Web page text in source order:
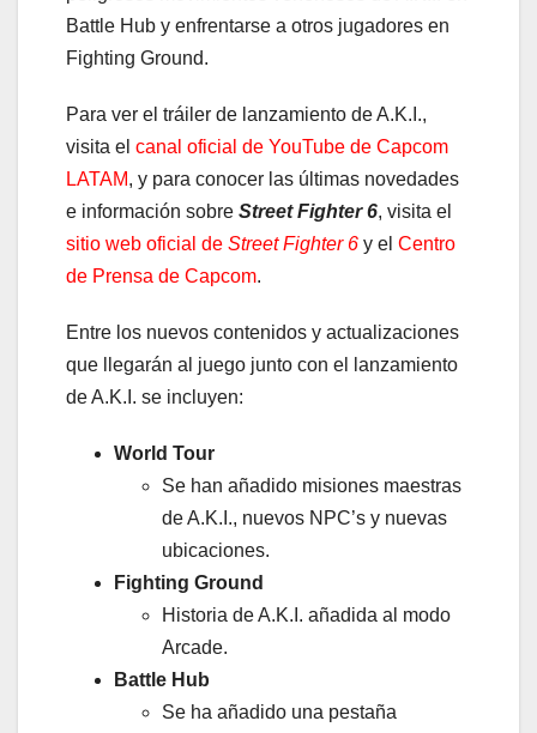
Battle Hub y enfrentarse a otros jugadores en
Fighting Ground.
Para ver el tráiler de lanzamiento de A.K.I.,
visita el canal oficial de YouTube de Capcom
LATAM, y para conocer las últimas novedades
e información sobre Street Fighter 6, visita el
sitio web oficial de Street Fighter 6 y el Centro
de Prensa de Capcom.
Entre los nuevos contenidos y actualizaciones
que llegarán al juego junto con el lanzamiento
de A.K.I. se incluyen:
World Tour
Se han añadido misiones maestras
de A.K.I., nuevos NPC’s y nuevas
ubicaciones.
Fighting Ground
Historia de A.K.I. añadida al modo
Arcade.
Battle Hub
Se ha añadido una pestaña